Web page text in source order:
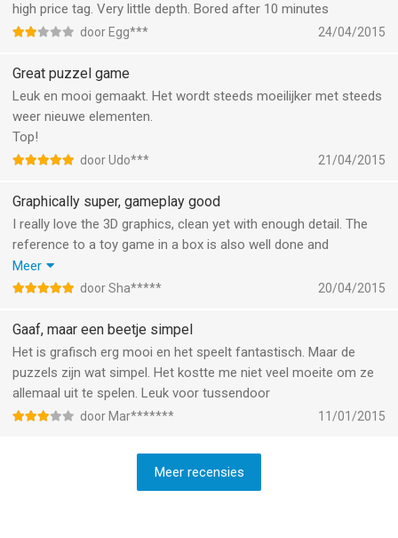
high price tag. Very little depth. Bored after 10 minutes
door Egg*** 24/04/2015
Great puzzel game
Leuk en mooi gemaakt. Het wordt steeds moeilijker met steeds
weer nieuwe elementen.
Top!
door Udo*** 21/04/2015
Graphically super, gameplay good
I really love the 3D graphics, clean yet with enough detail. The
reference to a toy game in a box is also well done and
beautifully rendered.
I wish I could look a bit more at the 3d settings and the graphic
scene from different angels.
Gameplay is challenging but not too hard.
Meer
door Sha***** 20/04/2015
Gaaf, maar een beetje simpel
Het is grafisch erg mooi en het speelt fantastisch. Maar de
puzzels zijn wat simpel. Het kostte me niet veel moeite om ze
allemaal uit te spelen. Leuk voor tussendoor
door Mar******* 11/01/2015
Meer recensies